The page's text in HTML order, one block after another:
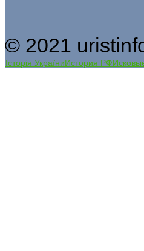
© 2021
Історія УкраїниИстория РФ